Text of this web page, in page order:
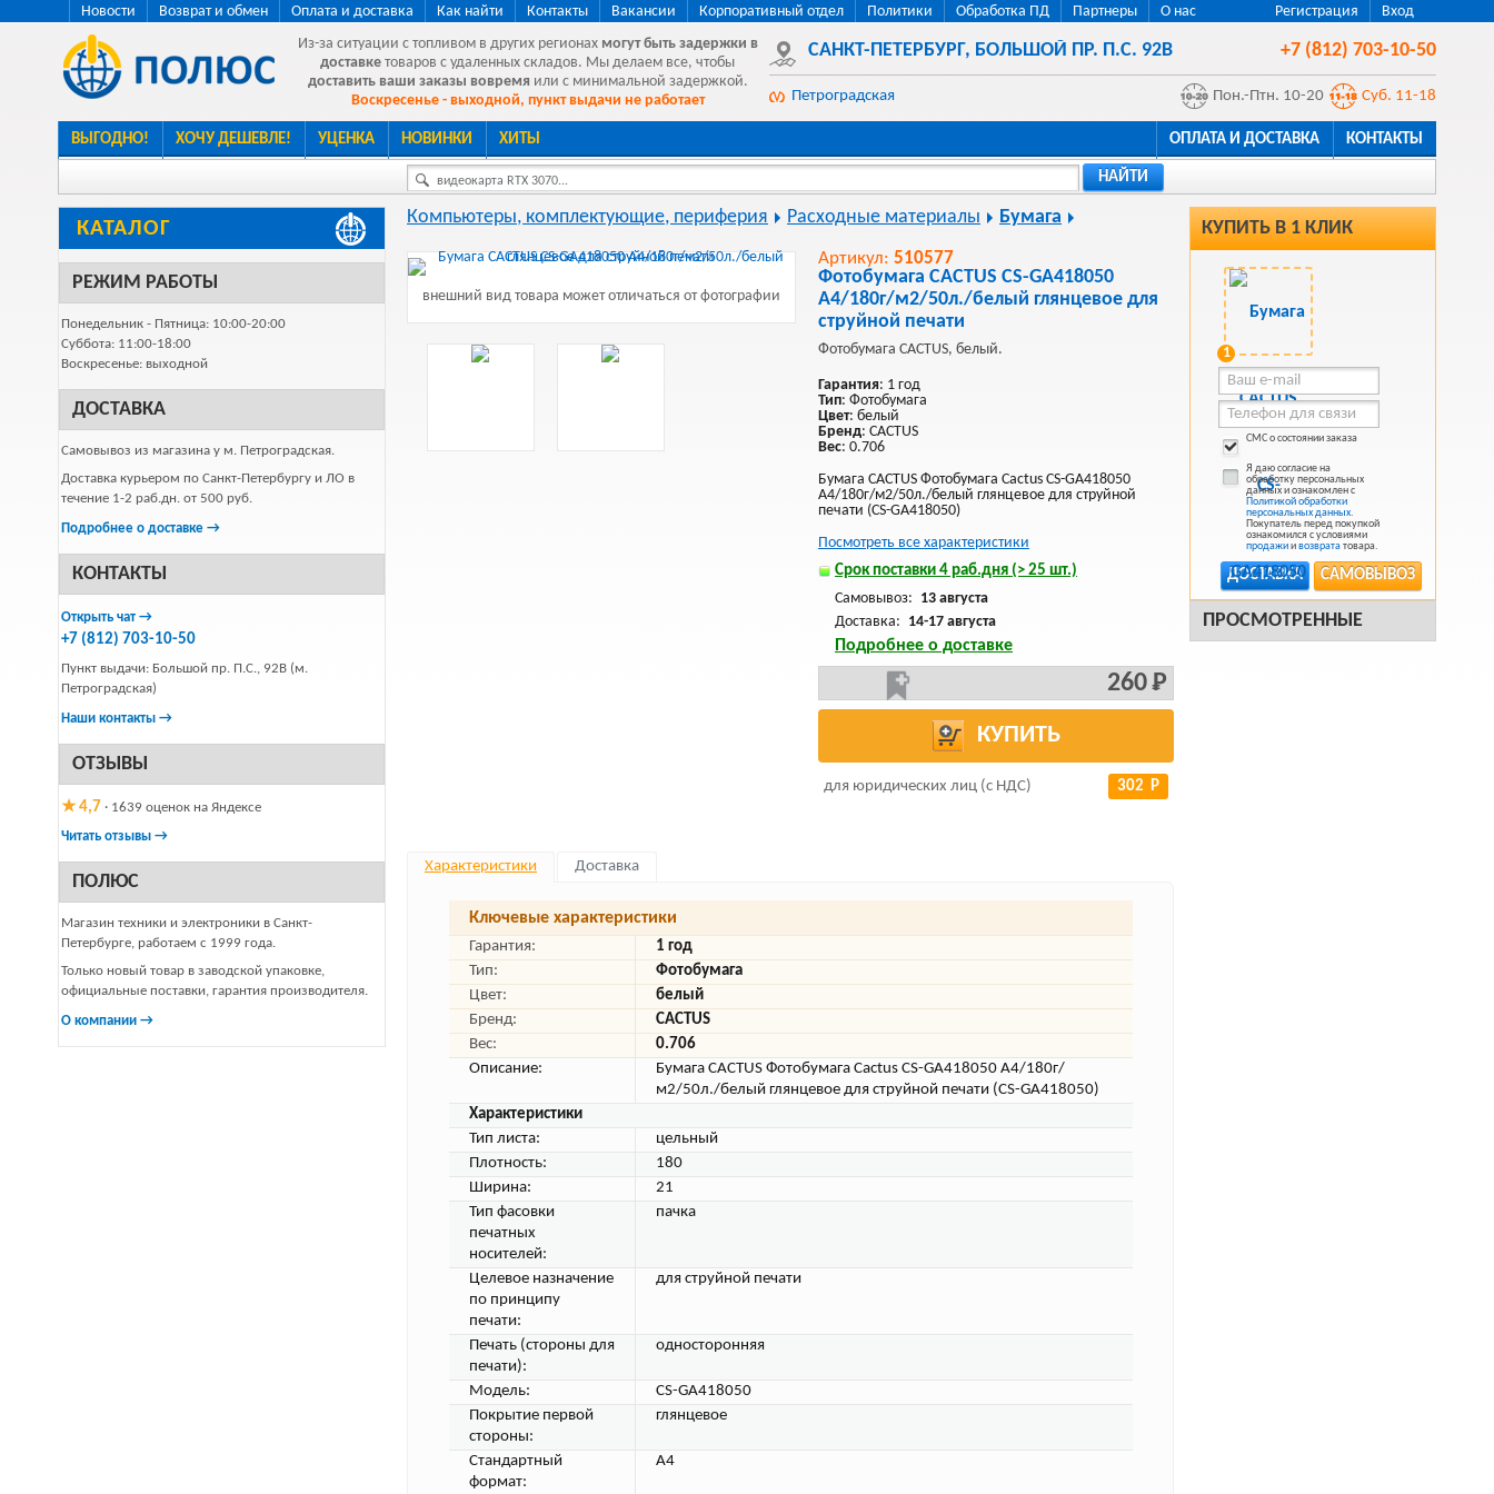
Регистрация Вход
Новости Возврат и обмен Оплата и доставка Как найти Контакты Вакансии Корпоративный отдел Политики Обработка ПД Партнеры
О нас
Из-за ситуации с топливом в других регионах могут быть задержки в
доставке товаров с удаленных складов. Мы делаем все, чтобы
доставить ваши заказы вовремя или с минимальной задержкой.
Воскресенье - выходной, пункт выдачи не работает
САНКТ-ПЕТЕРБУРГ, БОЛЬШОЙ ПР. П.С. 92В +7 (812) 703-10-50
Петроградская Пон.-Птн. 10-20 Суб. 11-18
ВЫГОДНО! ХОЧУ ДЕШЕВЛЕ! УЦЕНКА НОВИНКИ ХИТЫ ОПЛАТА И ДОСТАВКА КОНТАКТЫ
видеокарта RTX 3070... НАЙТИ
КАТАЛОГ
РЕЖИМ РАБОТЫ
Понедельник - Пятница: 10:00-20:00
Суббота: 11:00-18:00
Воскресенье: выходной
ДОСТАВКА
Самовывоз из магазина у м. Петроградская.
Доставка курьером по Санкт-Петербургу и ЛО в
течение 1-2 раб.дн. от 500 руб.
Подробнее о доставке →
КОНТАКТЫ
Открыть чат →
+7 (812) 703-10-50
Пункт выдачи: Большой пр. П.С., 92В (м.
Петроградская)
Наши контакты →
ОТЗЫВЫ
★ 4,7 · 1639 оценок на Яндексе
Читать отзывы →
ПОЛЮС
Магазин техники и электроники в Санкт-
Петербурге, работаем с 1999 года.
Только новый товар в заводской упаковке,
официальные поставки, гарантия производителя.
О компании →
КУПИТЬ В 1 КЛИК
1
СМС о состоянии заказа
Я даю согласие на
обработку персональных
данных и ознакомлен с
Политикой обработки
персональных данных.
Покупатель перед покупкой
ознакомился с условиями
продажиивозврататовара.
САМОВЫВОЗ
ДОСТАВКА
ПРОСМОТРЕННЫЕ
Компьютеры, комплектующие, периферия Расходные материалы Бумага
внешний вид товара может отличаться от фотографии
Артикул: 510577
Фотобумага CACTUS CS-GA418050
A4/180г/м2/50л./белый глянцевое для
струйной печати
Фотобумага CACTUS, белый.
Гарантия: 1 год
Тип: Фотобумага
Цвет: белый
Бренд: CACTUS
Вес: 0.706
Бумага CACTUS Фотобумага Cactus CS-GA418050
A4/180г/м2/50л./белый глянцевое для струйной
печати (CS-GA418050)
Посмотреть все характеристики
Срок поставки 4 раб.дня (> 25 шт.)
Самовывоз: 13 августа
Доставка: 14-17 августа
Подробнее о доставке
260 Р
КУПИТЬ
для юридических лиц (с НДС) 302 Р
Характеристики Доставка
Ключевые характеристики
Гарантия:
1 год
Тип:
Фотобумага
Цвет:
белый
Бренд:
CACTUS
Вес:
0.706
Описание:
Бумага CACTUS Фотобумага Cactus CS-GA418050 A4/180г/
м2/50л./белый глянцевое для струйной печати (CS-GA418050)
Характеристики
Тип листа:
цельный
Плотность:
180
Ширина:
21
Тип фасовки
печатных
носителей:
пачка
Целевое назначение
по принципу
печати:
для струйной печати
Печать (стороны для
печати):
односторонняя
Модель:
CS-GA418050
Покрытие первой
стороны:
глянцевое
Стандартный
формат:
A4